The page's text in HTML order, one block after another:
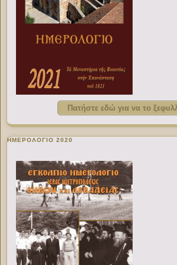
Πατήστε εδώ για να το
ΗΜΕΡΟΛΟΓΙΟ 2020